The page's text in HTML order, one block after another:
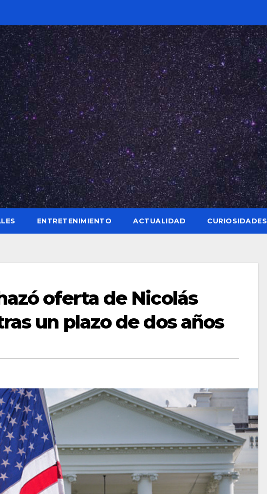
ENTRETENIMIENTO ACTUALIDAD CURIOSIDADES
oferta de Nicolás
un plazo de dos años